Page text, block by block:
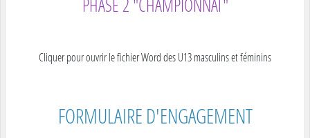
PHASE 2 "CHAMPIONNAT"
Cliquer pour ouvrir le fichier Word des U13 masculins et féminins
FORMULAIRE D'ENGAGEMENT